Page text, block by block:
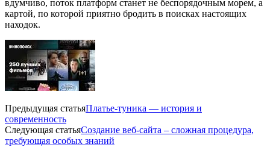
вдумчиво, поток платформ станет не беспорядочным морем, а
картой, по которой приятно бродить в поисках настоящих
находок.
Предыдущая статьяПлатье-туника — история и
современность
Следующая статьяСоздание веб-сайта – сложная процедура,
требующая особых знаний